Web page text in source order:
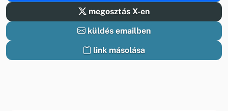
megosztás X-en
küldés emailben
link másolása